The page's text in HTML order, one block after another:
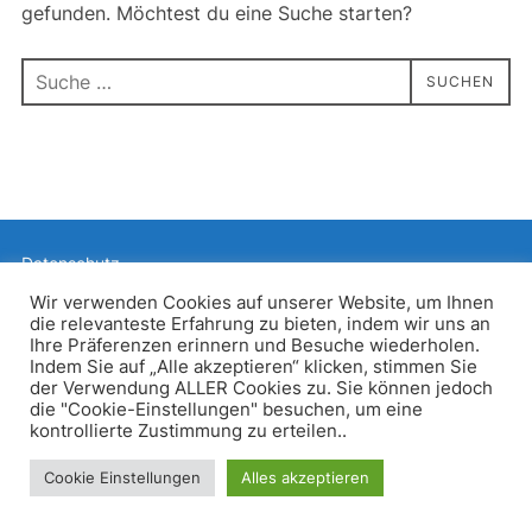
gefunden. Möchtest du eine Suche starten?
Suchen
nach:
SUCHEN
Datenschutz
Inspiro WordPress Theme von WPZOOM
Wir verwenden Cookies auf unserer Website, um Ihnen
die relevanteste Erfahrung zu bieten, indem wir uns an
Ihre Präferenzen erinnern und Besuche wiederholen.
Indem Sie auf „Alle akzeptieren“ klicken, stimmen Sie
der Verwendung ALLER Cookies zu. Sie können jedoch
die "Cookie-Einstellungen" besuchen, um eine
kontrollierte Zustimmung zu erteilen..
Cookie Einstellungen Alles akzeptieren